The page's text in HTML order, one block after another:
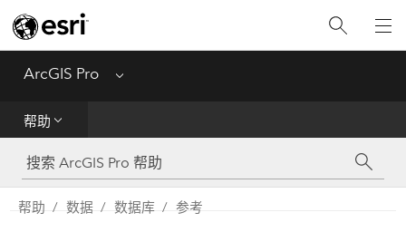
ArcGIS Pro Menu
帮助
工具参考
Python
帮助 数据 数据库 参考